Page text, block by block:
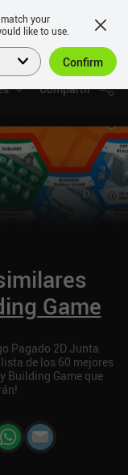
Compartir
Game
Pagado 2D Junta
de los 60 mejores
Building Game que
your
like to use.
Confirm